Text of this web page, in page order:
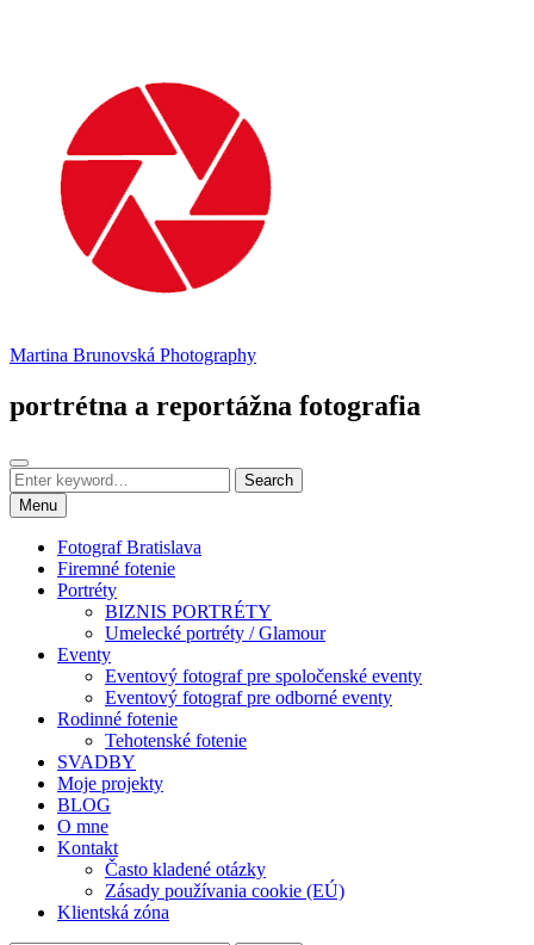
Martina Brunovská Photography
portrétna a reportážna fotografia
Search
Menu
Fotograf Bratislava
Firemné fotenie
Portréty
BIZNIS PORTRÉTY
Umelecké portréty / Glamour
Eventy
Eventový fotograf pre spoločenské eventy
Eventový fotograf pre odborné eventy
Rodinné fotenie
Tehotenské fotenie
SVADBY
Moje projekty
BLOG
O mne
Kontakt
Často kladené otázky
Zásady používania cookie (EÚ)
Klientská zóna